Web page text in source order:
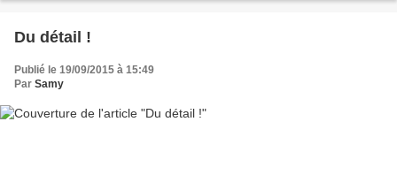
Du détail !
Publié le 19/09/2015 à 15:49
Par Samy